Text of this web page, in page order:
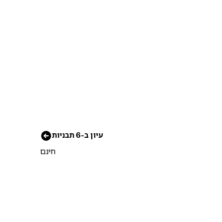
עיון ב-6 תבניות
חינם